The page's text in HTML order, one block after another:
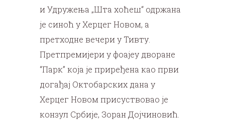
и Удружења „Шта хоћеш“ одржана
је синоћ у Херцег Новом, а
претходне вечери у Тивту.
Претпремијери у фоајеу дворане
“Парк” која је приређена као први
догађај Октобарских дана у
Херцег Новом присуствовао је
конзул Србије, Зоран Дојчиновић.